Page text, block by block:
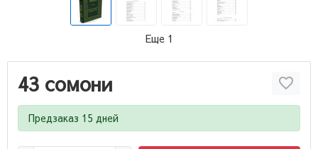
Еще 1
43 сомони
Предзаказ 15 дней